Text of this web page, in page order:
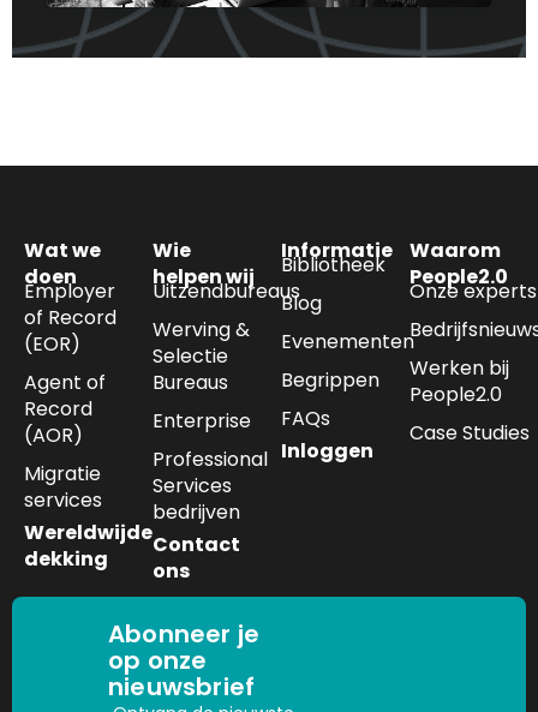
Wat we
doen
Employer
of Record
(EOR)
Agent of
Record
(AOR)
Migratie
services
Wereldwijde
dekking
Wie
helpen wij
Uitzendbureaus
Werving &
Selectie
Bureaus
Enterprise
Professional
Services
bedrijven
Contact
ons
Informatie
Bibliotheek
Blog
Evenementen
Begrippen
FAQs
Inloggen
Waarom
People2.0
Onze experts
Werken bij
People2.0
Case Studies
Abonneer je
op onze
nieuwsbrief